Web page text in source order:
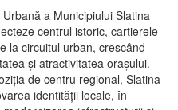
a Municipiului Slatina
centrul istoric, cartierele
la circuitul urban, crescând
şi atractivitatea oraşului.
de centru regional, Slatina
identităţii locale, în